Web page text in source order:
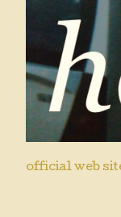
official web site